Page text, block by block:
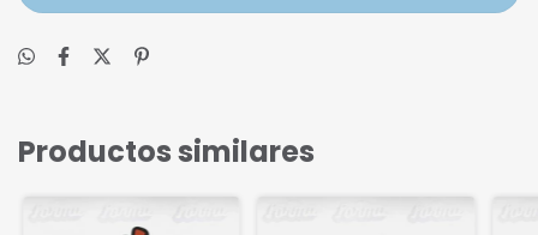
Productos similares